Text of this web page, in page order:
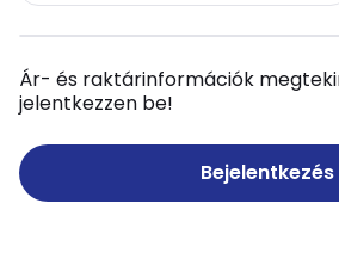
Ár- és raktárinformációk
jelentkezzen be!
Bejelentkezés